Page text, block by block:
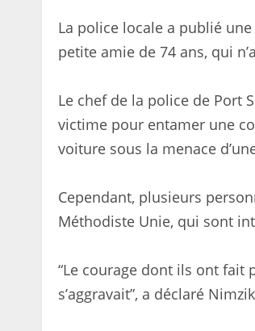
La police locale a publié
petite amie de 74 ans, qui
Le chef de la police de Port
victime pour entamer une
voiture sous la menace
Cependant, plusieurs
Méthodiste Unie, qui sont
“Le courage dont ils ont fait
s’aggravait”, a déclaré